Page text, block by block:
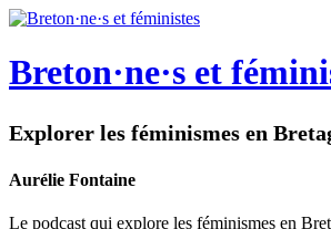
Breton·ne·s et
Explorer les féminismes en
Aurélie Fontaine
Le podcast qui explore les féminismes en